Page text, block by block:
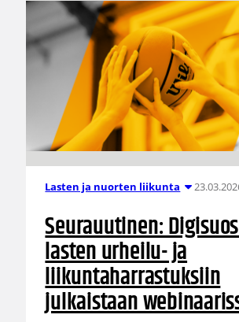
Lasten ja nuorten liikunta
Seurauutinen:
lasten urheilu- ja
liikuntaharrastuksiin
julkaistaan